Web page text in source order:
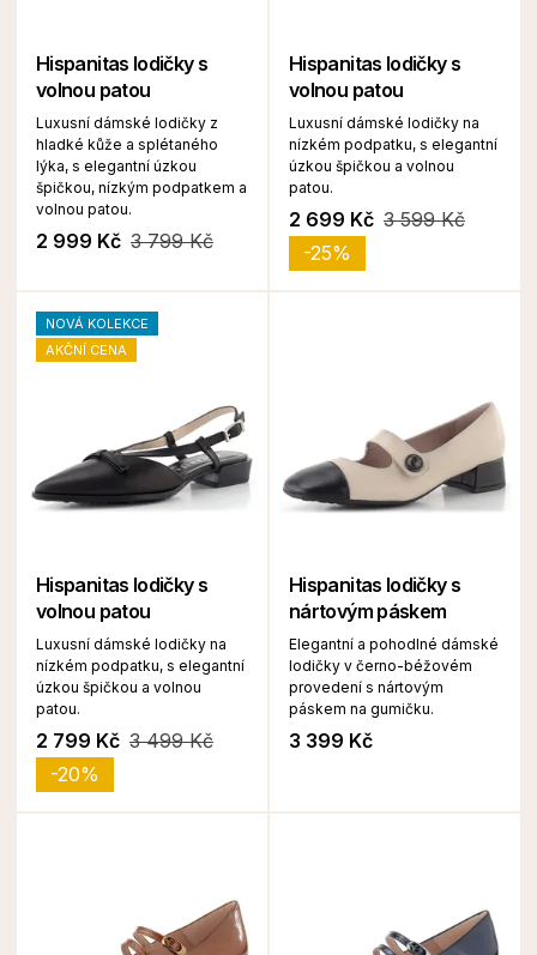
Hispanitas lodičky s
volnou patou
Luxusní dámské lodičky z
hladké kůže a splétaného
lýka, s elegantní úzkou
špičkou, nízkým podpatkem a
volnou patou.
2 999 Kč 3 799 Kč
Hispanitas lodičky s
volnou patou
Luxusní dámské lodičky na
nízkém podpatku, s elegantní
úzkou špičkou a volnou
patou.
2 699 Kč 3 599 Kč
-25%
NOVÁ KOLEKCE
AKČNÍ CENA
Hispanitas lodičky s
volnou patou
Luxusní dámské lodičky na
nízkém podpatku, s elegantní
úzkou špičkou a volnou
patou.
2 799 Kč 3 499 Kč
-20%
Hispanitas lodičky s
nártovým páskem
Elegantní a pohodlné dámské
lodičky v černo-béžovém
provedení s nártovým
páskem na gumičku.
3 399 Kč